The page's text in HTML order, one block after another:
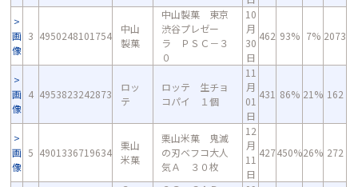
画
像
3 4950248101754
中山
製菓
中山製菓 東京
渋谷プレゼー
ラ ＰＳＣ－３
０
10
月
30
日
462 93% 7% 2073
画
像
4 4953823242873
ロッ
テ
ロッテ 生チョ
コパイ １個
11
月
01
日
431 86% 21% 162
画
像
5 4901336719634
栗山
米菓
栗山米菓 鬼滅
の刃ベフコ大人
気Ａ ３０枚
12
月
11
日
427450%26% 272